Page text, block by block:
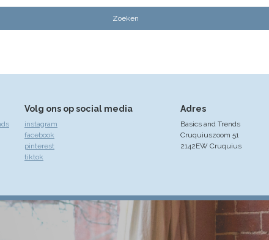
Volg ons op social media
instagram
facebook
pinterest
tiktok
Adres
Basics and Trends
Cruquiuszoom 51
2142EW Cruquius